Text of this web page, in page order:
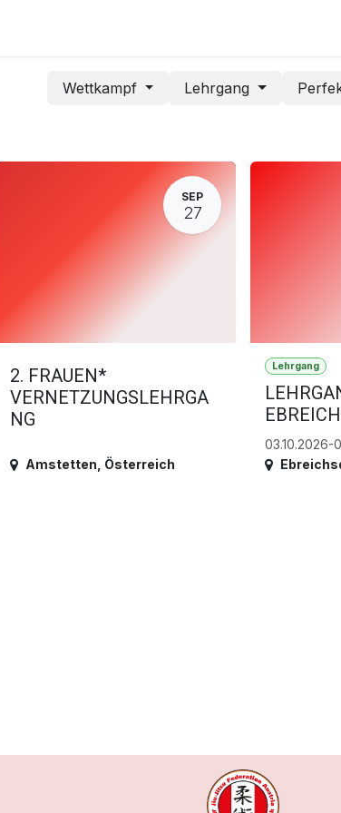
Wettkampf Lehrgang
SEP
27
2. FRAUEN*
VERNETZUNGSLEHRGA
NG
Amstetten Österreich
Lehrgang
03.10.2026-